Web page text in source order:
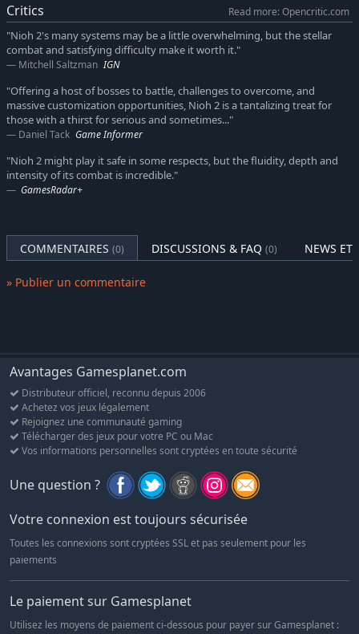
passé encore plus lointain et le présent d'où il vient.
The First Samurai
The First Samurai mène le protagoniste au col de Suzuka au
de la saga Nioh 2, le protagoniste doit à nouveau affronter son
plus grand ennemi, Otakemaru.
Caractéristiques PC :
Personnalisation souris et clavier complète
Compatibilité manette de jeu
Compatibilité écrans Ultrawide*
Compatibilité écrans HDR et 144Hz*
FPS stables à 60/120*
Recevez le casque Valve comme bonus exclusif de la version
Steam de Nioh 2. Accédez au menu Sanctuaire et sélectionnez
l'onglet Bonus afin de récupérer votre récompense.
Critics
Read more: Opencritic.com
"Nioh 2's many systems may be a little overwhelming, but the stellar
combat and satisfying difficulty make it worth it."
Mitchell Saltzman IGN
"Offering a host of bosses to battle, challenges to overcome, and
massive customization opportunities, Nioh 2 is a tantalizing treat for
those with a thirst for serious and sometimes..."
Daniel Tack Game Informer
"Nioh 2 might play it safe in some respects, but the fluidity, depth and
intensity of its combat is incredible."
GamesRadar+
COMMENTAIRES (0) DISCUSSIONS & FAQ (0) NEWS ET
» Publier un commentaire
Avantages Gamesplanet.com
Distributeur officiel, reconnu depuis 2006
Achetez vos jeux légalement
Rejoignez une communauté gaming
Télécharger des jeux pour votre PC ou Mac
Vos informations personnelles sont cryptées en toute sécurité
Une question ?
Votre connexion est toujours sécurisée
Toutes les connexions sont cryptées SSL et pas seulement pour les
paiements
Le paiement sur Gamesplanet
Utilisez les moyens de paiement ci-dessous pour payer sur Gamesplanet :